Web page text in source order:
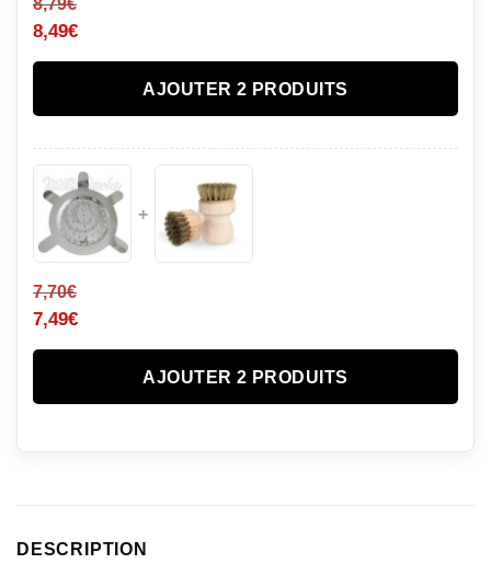
8,79€
8,49€
AJOUTER 2 PRODUITS
+
7,70€
7,49€
AJOUTER 2 PRODUITS
DESCRIPTION